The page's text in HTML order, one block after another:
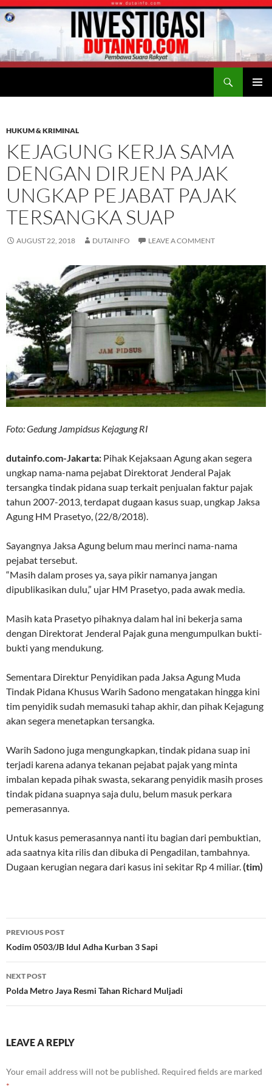
HUKUM & KRIMINAL
KEJAGUNG KERJA SAMA
DENGAN DIRJEN PAJAK
UNGKAP PEJABAT PAJAK
TERSANGKA SUAP
AUGUST 22, 2018 DUTAINFO LEAVE A COMMENT
Foto: Gedung Jampidsus Kejagung RI
dutainfo.com-Jakarta: Pihak Kejaksaan Agung akan segera
ungkap nama-nama pejabat Direktorat Jenderal Pajak
tersangka tindak pidana suap terkait penjualan faktur pajak
tahun 2007-2013, terdapat dugaan kasus suap, ungkap Jaksa
Agung HM Prasetyo, (22/8/2018).
Sayangnya Jaksa Agung belum mau merinci nama-nama
pejabat tersebut.
“Masih dalam proses ya, saya pikir namanya jangan
dipublikasikan dulu,” ujar HM Prasetyo, pada awak media.
Masih kata Prasetyo pihaknya dalam hal ini bekerja sama
dengan Direktorat Jenderal Pajak guna mengumpulkan bukti-
bukti yang mendukung.
Sementara Direktur Penyidikan pada Jaksa Agung Muda
Tindak Pidana Khusus Warih Sadono mengatakan hingga kini
tim penyidik sudah memasuki tahap akhir, dan pihak Kejagung
akan segera menetapkan tersangka.
Warih Sadono juga mengungkapkan, tindak pidana suap ini
terjadi karena adanya tekanan pejabat pajak yang minta
imbalan kepada pihak swasta, sekarang penyidik masih proses
tindak pidana suapnya saja dulu, belum masuk perkara
pemerasannya.
Untuk kasus pemerasannya nanti itu bagian dari pembuktian,
ada saatnya kita rilis dan dibuka di Pengadilan, tambahnya.
Dugaan kerugian negara dari kasus ini sekitar Rp 4 miliar.(tim)
Post
navigation
PREVIOUS POST
Kodim 0503/JB Idul Adha Kurban 3 Sapi
NEXT POST
Polda Metro Jaya Resmi Tahan Richard Muljadi
LEAVE A REPLY
Your email address will not be published. Required fields are marked
*